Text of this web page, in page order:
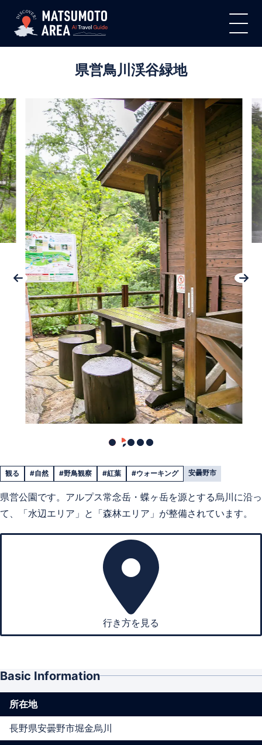
県営鳥川渓谷緑地
観る #自然 #野鳥観察 #紅葉 #ウォーキング 安曇野市
県営公園です。アルプス常念岳・蝶ヶ岳を源とする烏川に沿っ
て、「水辺エリア」と「森林エリア」が整備されています。
行き方を見る
Basic Information
所在地
長野県安曇野市堀金烏川